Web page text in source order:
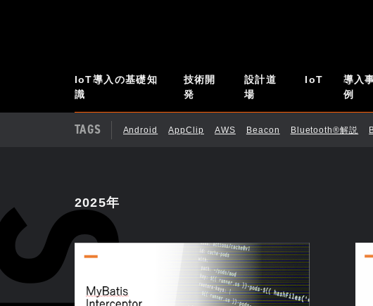
IoT導入の基礎知
識
技術開
発
設計道
場
IoT
導入
例
TAGS Android AppClip AWS Beacon Bluetooth®解説
2025年